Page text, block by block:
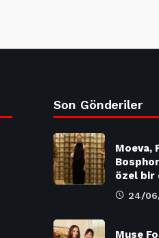
Son Gönderiler
Moeva,
özel bir
24/
Muse